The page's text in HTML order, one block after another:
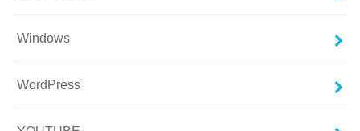
Windows
WordPress